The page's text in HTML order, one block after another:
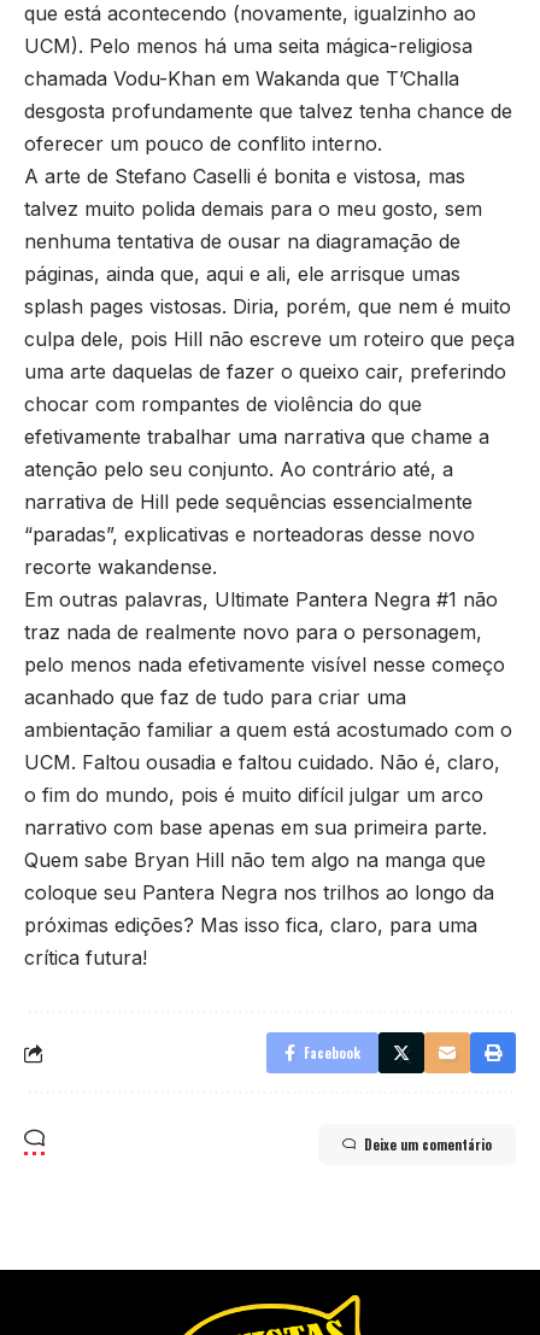
que está acontecendo (novamente, igualzinho ao
UCM). Pelo menos há uma seita mágica-religiosa
chamada Vodu-Khan em Wakanda que T’Challa
desgosta profundamente que talvez tenha chance de
oferecer um pouco de conflito interno.
A arte de Stefano Caselli é bonita e vistosa, mas
talvez muito polida demais para o meu gosto, sem
nenhuma tentativa de ousar na diagramação de
páginas, ainda que, aqui e ali, ele arrisque umas
splash pages vistosas. Diria, porém, que nem é muito
culpa dele, pois Hill não escreve um roteiro que peça
uma arte daquelas de fazer o queixo cair, preferindo
chocar com rompantes de violência do que
efetivamente trabalhar uma narrativa que chame a
atenção pelo seu conjunto. Ao contrário até, a
narrativa de Hill pede sequências essencialmente
“paradas”, explicativas e norteadoras desse novo
recorte wakandense.
Em outras palavras, Ultimate Pantera Negra #1 não
traz nada de realmente novo para o personagem,
pelo menos nada efetivamente visível nesse começo
acanhado que faz de tudo para criar uma
ambientação familiar a quem está acostumado com o
UCM. Faltou ousadia e faltou cuidado. Não é, claro,
o fim do mundo, pois é muito difícil julgar um arco
narrativo com base apenas em sua primeira parte.
Quem sabe Bryan Hill não tem algo na manga que
coloque seu Pantera Negra nos trilhos ao longo da
próximas edições? Mas isso fica, claro, para uma
crítica futura!
Facebook
Deixe um comentário